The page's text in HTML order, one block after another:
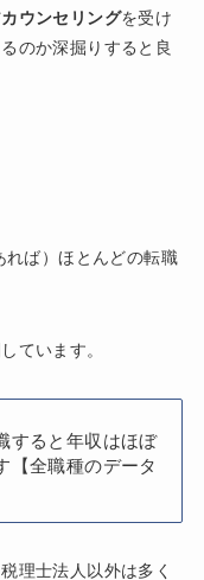
ウンセリングを受け
のか深掘りすると良
ば）ほとんどの転職
ています。
すると年収はほぼ
【全職種のデータ
理士法人以外は多く